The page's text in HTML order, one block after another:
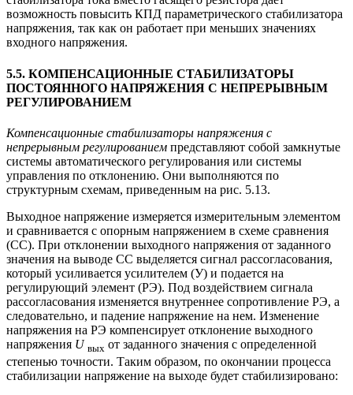
возможность повысить КПД параметрического стабилизатора
напряжения, так как он работает при меньших значениях
входного напряжения.
5.5. КОМПЕНСАЦИОННЫЕ СТАБИЛИЗАТОРЫ
ПОСТОЯННОГО НАПРЯЖЕНИЯ С НЕПРЕРЫВНЫМ
РЕГУЛИРОВАНИЕМ
Компенсационные стабилизаторы напряжения с
непрерывным регулированием представляют собой замкнутые
системы автоматического регулирования или системы
управления по отклонению. Они выполняются по
структурным схемам, приведенным на рис. 5.13.
Выходное напряжение измеряется измерительным элементом
и сравнивается с опорным напряжением в схеме сравнения
(СС). При отклонении выходного напряжения от заданного
значения на выводе СС выделяется сигнал рассогласования,
который усиливается усилителем (У) и подается на
регулирующий элемент (РЭ). Под воздействием сигнала
рассогласования изменяется внутреннее сопротивление РЭ, а
следовательно, и падение напряжение на нем. Изменение
напряжения на РЭ компенсирует отклонение выходного
напряжения U вых от заданного значения с определенной
степенью точности. Таким образом, по окончании процесса
стабилизации напряжение на выходе будет стабилизировано: